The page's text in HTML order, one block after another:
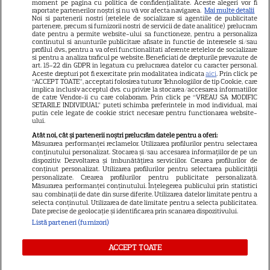
Libertatea pentru femei
GSP
Știri mondene
Avantaje
Elle
Unica
Retete practice
URMĂREȘTE-NE PE
Copyright2026Ringier Romania – Toate Drepturile rezervate
moment pe pagina cu politica de confidențialitate. Aceste alegeri vor fi
raportate partenerilor noștri și nu vă vor afecta navigarea. Mai multe detalii
Noi si partenerii nostri (retelele de socializare si agentiile de publicitate
partenere, precum si furnizorii nostri de servicii de date analitice) prelucram
date pentru a permite website-ului sa functioneze, pentru a personaliza
continutul si anunturile publicitare afisate in functie de interesele si/sau
profilul dvs., pentru a va oferi functionalitati aferente retelelor de socializare
si pentru a analiza traficul pe website. Beneficiati de drepturile prevazute de
art. 15-22 din GDPR in legatura cu prelucrarea datelor cu caracter personal.
Aceste drepturi pot fi exercitate prin modalitatea indicataaici. Prin click pe
“ACCEPT TOATE”, acceptati folosirea tuturor Tehnologiilor de tip Cookie, care
implica inclusiv acceptul dvs. cu privire la stocarea/accesarea informatiilor
de catre Vendor-ii cu care colaboram. Prin click pe “VREAU SA MODIFIC
SETARILE INDIVIDUAL” puteti schimba preferintele in mod individual, mai
putin cele legate de cookie strict necesare pentru functionarea website-
ului.
Atât noi, cât și partenerii noștri prelucrăm datele pentru a oferi:
Măsurarea performanței reclamelor. Utilizarea profilurilor pentru selectarea
conținutului personalizat. Stocarea și/sau accesarea informațiilor de pe un
dispozitiv. Dezvoltarea și îmbunătățirea serviciilor. Crearea profilurilor de
conținut personalizat. Utilizarea profilurilor pentru selectarea publicității
personalizate. Crearea profilurilor pentru publicitate personalizată.
Măsurarea performanței conținutului. Înțelegerea publicului prin statistici
sau combinații de date din surse diferite. Utilizarea datelor limitate pentru a
selecta conținutul. Utilizarea de date limitate pentru a selecta publicitatea.
Date precise de geolocație și identificarea prin scanarea dispozitivului.
Listă parteneri (furnizori)
ACCEPT TOATE